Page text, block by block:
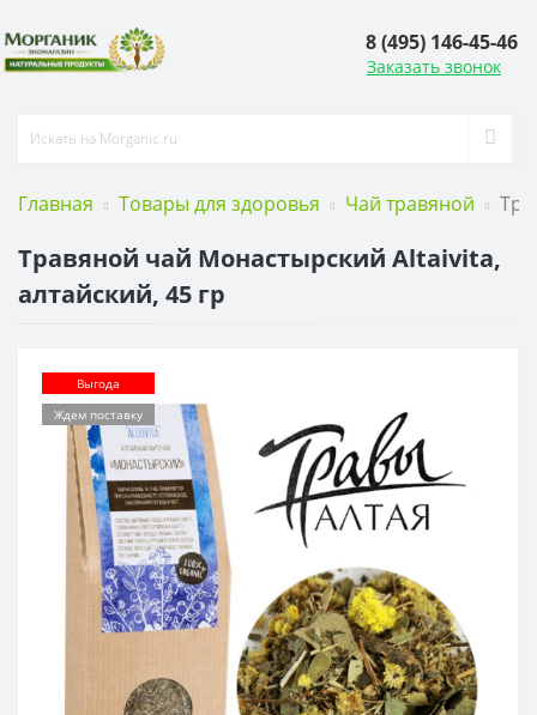
8 (495) 146-45-46
Заказать звонок
Главная Товары для здоровья Чай травяной
Травяной чай Монастырский Altaivita,
алтайский, 45 гр
Выгода
Ждем поставку